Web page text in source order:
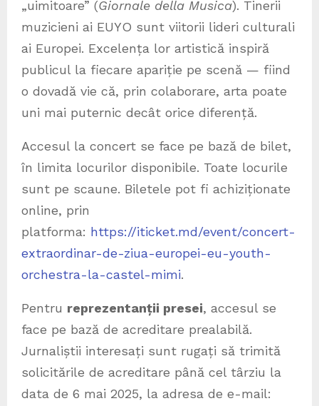
„uimitoare” (Giornale della Musica). Tinerii
muzicieni ai EUYO sunt viitorii lideri culturali
ai Europei. Excelența lor artistică inspiră
publicul la fiecare apariție pe scenă — fiind
o dovadă vie că, prin colaborare, arta poate
uni mai puternic decât orice diferență.
Accesul la concert se face pe bază de bilet,
în limita locurilor disponibile. Toate locurile
sunt pe scaune. Biletele pot fi achiziționate
online, prin
platforma: https://iticket.md/event/concert-
extraordinar-de-ziua-europei-eu-youth-
orchestra-la-castel-mimi.
Pentru reprezentanții presei, accesul se
face pe bază de acreditare prealabilă.
Jurnaliștii interesați sunt rugați să trimită
solicitările de acreditare până cel târziu la
data de 6 mai 2025, la adresa de e-mail: